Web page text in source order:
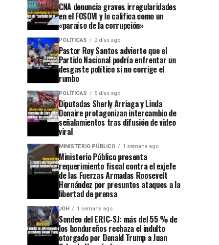
CNA denuncia graves irregularidades
en el FOSOVI y lo califica como un
«paraíso de la corrupción»
POLÍTICAS 2 días ago
Pastor Roy Santos advierte que el
Partido Nacional podría enfrentar un
desgaste político si no corrige el
rumbo
POLÍTICAS 5 días ago
Diputadas Sherly Arriaga y Linda
Donaire protagonizan intercambio de
señalamientos tras difusión de video
viral
MINISTERIO PÚBLICO 1 semana ago
Ministerio Público presenta
requerimiento fiscal contra el exjefe
de las Fuerzas Armadas Roosevelt
Hernández por presuntos ataques a la
libertad de prensa
JOH 1 semana ago
Sondeo del ERIC-SJ: más del 55 % de
los hondureños rechaza el indulto
otorgado por Donald Trump a Juan